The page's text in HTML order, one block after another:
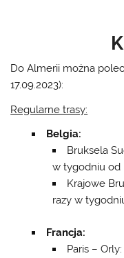
Do Almerii można
17.09.2023):
Regularne trasy:
Belgia:
Bruksela
w tygodniu od
Krajowe
razy w
Francja:
Paris –